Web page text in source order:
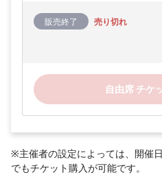
販売終了 売り切れ
自由席 チケ
※主催者の設定によっては、開催
でもチケット購入が可能です。